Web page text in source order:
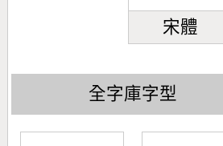
宋體
全字庫字型